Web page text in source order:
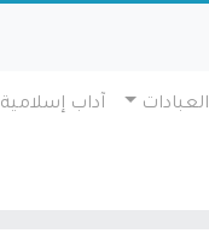
العبادات آداب إسلامية